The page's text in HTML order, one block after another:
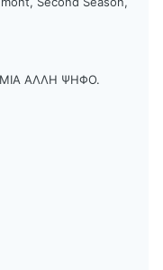
ΑΛΛΗ ΨΗΦΟ.